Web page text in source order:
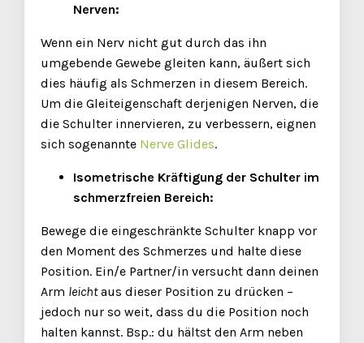
Nerven:
Wenn ein Nerv nicht gut durch das ihn
umgebende Gewebe gleiten kann, äußert sich
dies häufig als Schmerzen in diesem Bereich.
Um die Gleiteigenschaft derjenigen Nerven, die
die Schulter innervieren, zu verbessern, eignen
sich sogenannte Nerve Glides.
Isometrische Kräftigung der Schulter im
schmerzfreien Bereich:
Bewege die eingeschränkte Schulter knapp vor
den Moment des Schmerzes und halte diese
Position. Ein/e Partner/in versucht dann deinen
Arm leichtaus dieser Position zu drücken –
jedoch nur so weit, dass du die Position noch
halten kannst. Bsp.: du hältst den Arm neben